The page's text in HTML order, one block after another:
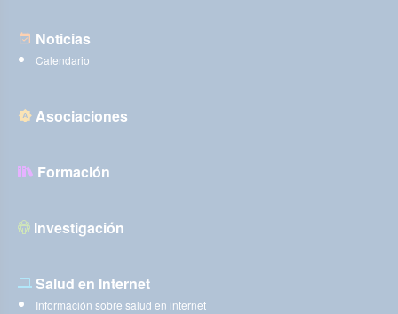
Noticias
Calendario
Asociaciones
Formación
Investigación
Salud en Internet
Información sobre salud en internet